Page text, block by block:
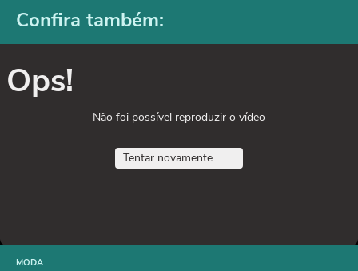
Confira também:
Ops!
Não foi possível reproduzir o vídeo
Tentar novamente
MODA